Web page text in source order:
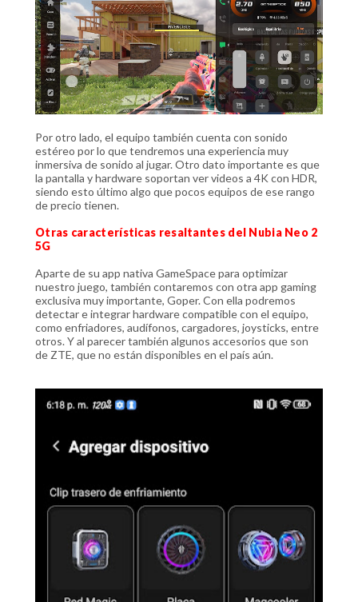
Por otro lado, el equipo también cuenta con sonido
estéreo por lo que tendremos una experiencia muy
inmersiva de sonido al jugar. Otro dato importante es que
la pantalla y hardware soportan ver videos a 4K con HDR,
siendo esto último algo que pocos equipos de ese rango
de precio tienen.
Otras características resaltantes del Nubia Neo 2
5G
Aparte de su app nativa GameSpace para optimizar
nuestro juego, también contaremos con otra app gaming
exclusiva muy importante, Goper. Con ella podremos
detectar e integrar hardware compatible con el equipo,
como enfriadores, audífonos, cargadores, joysticks, entre
otros. Y al parecer también algunos accesorios que son
de ZTE, que no están disponibles en el país aún.